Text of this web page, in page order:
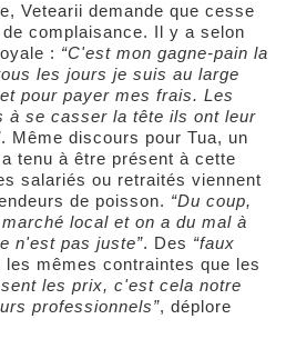
complaisance. Il y a selon
: “C'est mon gagne-pain la
les jours je suis au large
pour payer mes frais. Les
à se casser la tête ils ont leur
. Même discours pour Tua, un
tenu à être présent à cette
salariés ou retraités viennent
de poisson. “Du coup,
local et on a du mal à
n'est pas juste”. Des “faux
les mêmes contraintes que les
les prix, c'est cela notre
professionnels”, déplore